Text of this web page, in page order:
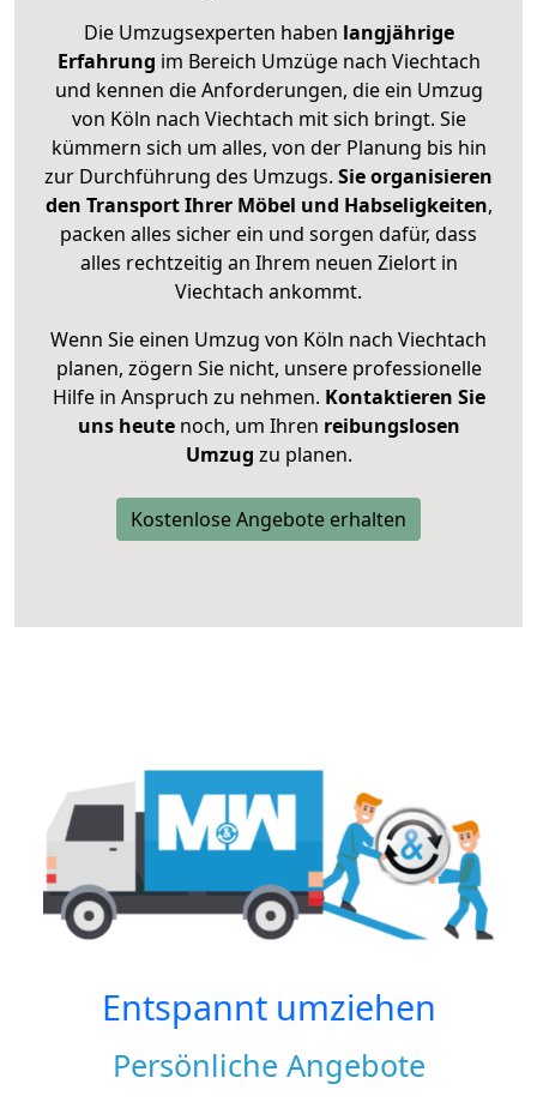
Die Umzugsexperten haben langjährige
Erfahrung im Bereich Umzüge nach Viechtach
und kennen die Anforderungen, die ein Umzug
von Köln nach Viechtach mit sich bringt. Sie
kümmern sich um alles, von der Planung bis hin
zur Durchführung des Umzugs. Sie organisieren
den Transport Ihrer Möbel und Habseligkeiten,
packen alles sicher ein und sorgen dafür, dass
alles rechtzeitig an Ihrem neuen Zielort in
Viechtach ankommt.
Wenn Sie einen Umzug von Köln nach Viechtach
planen, zögern Sie nicht, unsere professionelle
Hilfe in Anspruch zu nehmen. Kontaktieren Sie
uns heutenoch, um Ihren reibungslosen
Umzug zu planen.
Kostenlose Angebote erhalten
Entspannt umziehen
Persönliche Angebote